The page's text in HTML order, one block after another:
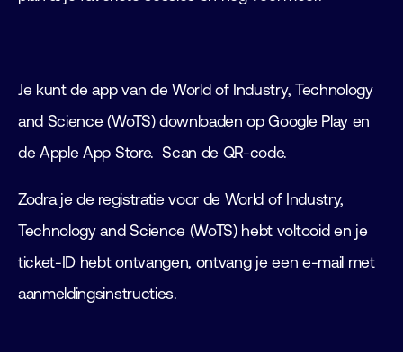
Je kunt de app van de World of Industry, Technology
and Science (WoTS) downloaden op Google Play en
de Apple App Store. Scan de QR-code.
Zodra je de registratie voor de World of Industry,
Technology and Science (WoTS) hebt voltooid en je
ticket-ID hebt ontvangen, ontvang je een e-mail met
aanmeldingsinstructies.